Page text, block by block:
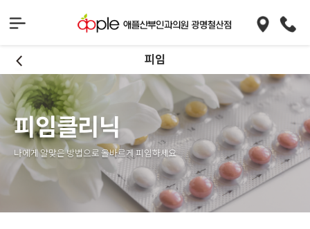
피임
피임클리닉
나에게 알맞은 방법으로 올바르게 피임하세요